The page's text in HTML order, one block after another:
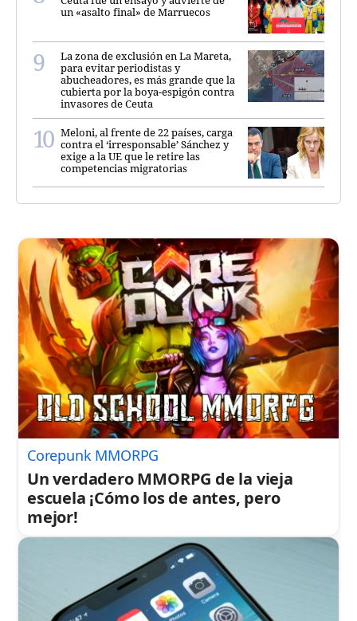
un «asalto final» de Marruecos
La zona de exclusión en La Mareta,
para evitar periodistas y
abucheadores, es más grande que la
cubierta por la boya-espigón contra
invasores de Ceuta
Meloni, al frente de 22 países, carga
contra el ‘irresponsable’ Sánchez y
exige a la UE que le retire las
competencias migratorias
Corepunk MMORPG
Un verdadero MMORPG de la vieja
escuela ¡Cómo los de antes, pero
mejor!